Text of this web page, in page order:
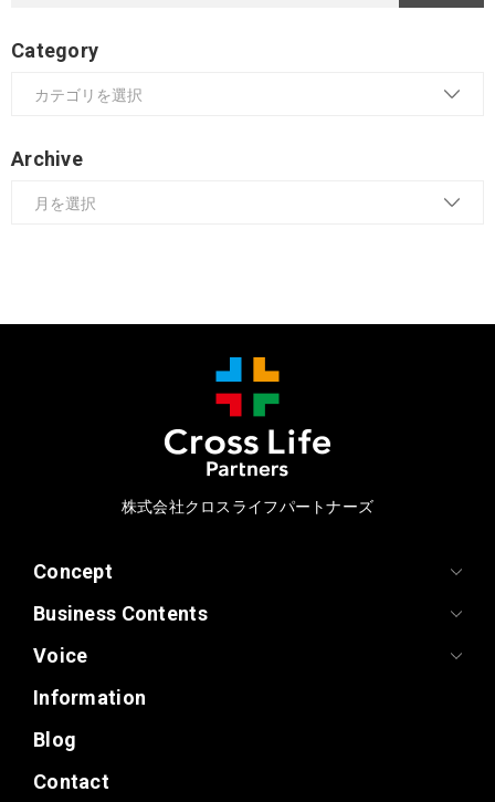
Category
Archive
株式会社クロスライフパートナーズ
Concept
Business Contents
Voice
Information
Blog
Contact